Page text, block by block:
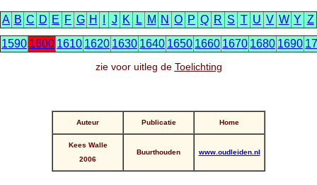
A B C D E F G H J K L M N O P Q R S T U V W Y Z
1590 1600 1610 1620 1630 1640 1650 1660 1670 1680 1690
zie voor uitleg de Toelichting
Auteur Publicatie Home
Kees Walle
2006
Buurthouden www.oudleiden.nl